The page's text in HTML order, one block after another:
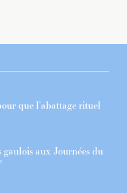
que l’abattage rituel
aux Journées du